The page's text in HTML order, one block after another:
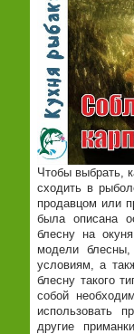
Чтобы выбрать,
сходить в
продавцом или
была описана
блесну на
модели
условиям, а
блесну такого
собой
использовать
другие